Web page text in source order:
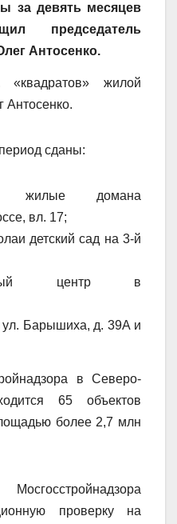
за девять месяцев
председатель
Антосенко.
жилой
Антосенко.
сданы:
жилые домана
вл. 17;
детский сад на 3-й
центр в
ул. Барышиха, д. 39А и
в Северо-
65 объектов
более 2,7 млн
проверку на